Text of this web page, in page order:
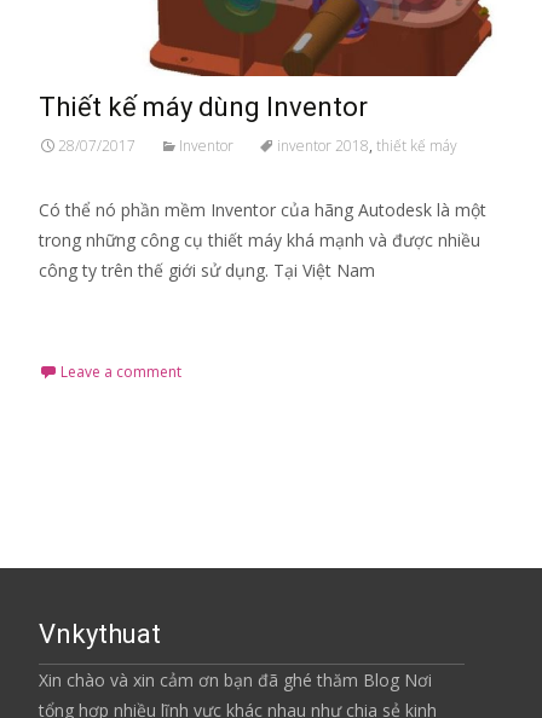
Thiết kế máy dùng Inventor
28/07/2017 Inventor inventor 2018, thiết kế máy
Có thể nó phần mềm Inventor của hãng Autodesk là một
trong những công cụ thiết máy khá mạnh và được nhiều
công ty trên thế giới sử dụng. Tại Việt Nam
Leave a comment
Vnkythuat
Xin chào và xin cảm ơn bạn đã ghé thăm Blog Nơi
tổng hợp nhiều lĩnh vực khác nhau như chia sẻ kinh